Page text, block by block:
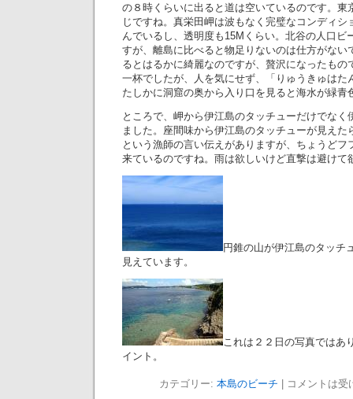
の８時くらいに出ると道は空いているのです。東
じですね。真栄田岬は波もなく完璧なコンディシ
んでいるし、透明度も15Mくらい。北谷の人口ビ
すが、離島に比べると物足りないのは仕方がない
るとはるかに綺麗なのですが、贅沢になったもの
一杯でしたが、人を気にせず、「りゅうきゅはた
たしかに洞窟の奥から入り口を見ると海水が緑青
ところで、岬から伊江島のタッチューだけでなく
ました。座間味から伊江島のタッチューが見えた
という漁師の言い伝えがありますが、ちょうどフ
来ているのですね。雨は欲しいけど直撃は避けて
円錐の山が伊江島のタッチ
見えています。
これは２２日の写真ではあ
イント。
カテゴリー: 本島のビーチ コメントは受